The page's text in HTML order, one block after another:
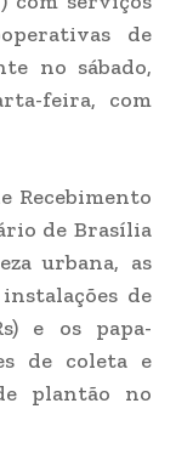
de
no sábado,
feira, com
Recebimento
de Brasília
urbana, as
de
e os papa-
de coleta e
plantão no